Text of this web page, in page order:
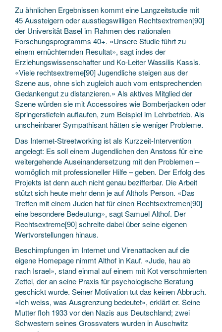
Zu ähnlichen Ergebnissen kommt eine Langzeitstudie mit
45 Aussteigern oder ausstiegswilligen Rechtsextremen[90]
der Universität Basel im Rahmen des nationalen
Forschungsprogramms 40+. «Unsere Studie führt zu
einem ernüchternden Resultat», sagt indes der
Erziehungswissenschafter und Ko-Leiter Wassilis Kassis.
«Viele rechtsextreme[90] Jugendliche steigen aus der
Szene aus, ohne sich zugleich auch vom entsprechenden
Gedankengut zu distanzieren.» Als aktives Mitglied der
Szene würden sie mit Accessoires wie Bomberjacken oder
Springerstiefeln auflaufen, zum Beispiel im Lehrbetrieb. Als
unscheinbarer Sympathisant hätten sie weniger Probleme.
Das Internet-Streetworking ist als Kurzzeit-Intervention
angelegt: Es soll einem Jugendlichen den Anstoss für eine
weitergehende Auseinandersetzung mit den Problemen –
womöglich mit professioneller Hilfe – geben. Der Erfolg des
Projekts ist denn auch nicht genau bezifferbar. Die Arbeit
stützt sich heute mehr denn je auf Althofs Person. «Das
Treffen mit einem Juden hat für einen Rechtsextremen[90]
eine besondere Bedeutung», sagt Samuel Althof. Der
Rechtsextreme[90] schreite dabei über seine eigenen
Wertvorstellungen hinaus.
Beschimpfungen im Internet und Virenattacken auf die
eigene Homepage nimmt Althof in Kauf. «Jude, hau ab
nach Israel», stand einmal auf einem mit Kot verschmierten
Zettel, der an seine Praxis für psychologische Beratung
geschickt wurde. Seiner Motivation tut das keinen Abbruch.
«Ich weiss, was Ausgrenzung bedeutet», erklärt er. Seine
Mutter floh 1933 vor den Nazis aus Deutschland; zwei
Schwestern seines Grossvaters wurden in Auschwitz